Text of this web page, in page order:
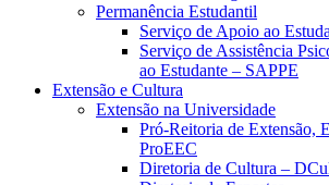
Permanência Estudantil
Serviço de Apoio ao
Serviço de Assistência
ao Estudante – SAPPE
Extensão e Cultura
Extensão na Universidade
Pró-Reitoria de Extensão,
ProEEC
Diretoria de Cultura –